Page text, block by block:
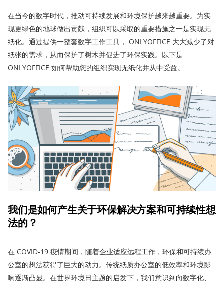
在当今的数字时代，推动可持续发展和环境保护越来越重要。为实
现更绿色的地球做出贡献，组织可以采取的重要措施之一是实现无
纸化。通过提供一整套数字工作工具， ONLYOFFICE 大大减少了对
纸张的需求，从而保护了树木并促进了环保实践。以下是
ONLYOFFICE 如何帮助您的组织实现无纸化并从中受益。
我们是如何产生关于环保解决方案和可持续性想
法的？
在 COVID-19 疫情期间，随着企业适应远程工作，环保和可持续办
公室的想法获得了巨大的动力。传统纸质办公室的低效率和环境影
响逐渐凸显。在世界环境日主题的启发下，我们意识到向数字化、